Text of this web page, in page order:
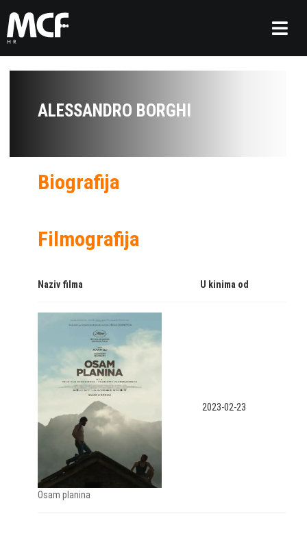
ALESSANDRO BORGHI
Biografija
Filmografija
Naziv filma U kinima od
Osam planina
2023-02-23